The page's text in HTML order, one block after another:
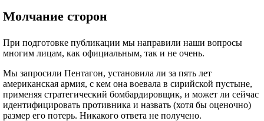
Молчание сторон
При подготовке публикации мы направили наши вопросы
многим лицам, как официальным, так и не очень.
Мы запросили Пентагон, установила ли за пять лет
американская армия, с кем она воевала в сирийской пустыне,
применяя стратегический бомбардировщик, и может ли сейчас
идентифицировать противника и назвать (хотя бы оценочно)
размер его потерь. Никакого ответа не получено.